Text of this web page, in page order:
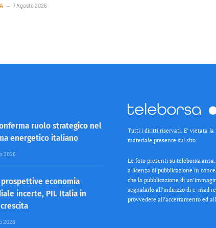
7 Agosto 2026
ruolo strategico nel
energetico italiano
2026
economia
incerte, PIL Italia in
2026
Tutti i diritti riservati. E’ vietata la
materiale presente sul sito.
Le foto presenti su
a licenza di pubblicazione in
che la pubblicazione di
segnalarlo all’indirizzo di e-mail
provvedere all’accertamento ed